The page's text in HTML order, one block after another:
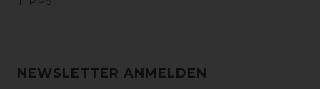
NEWSLETTER ANMELDEN